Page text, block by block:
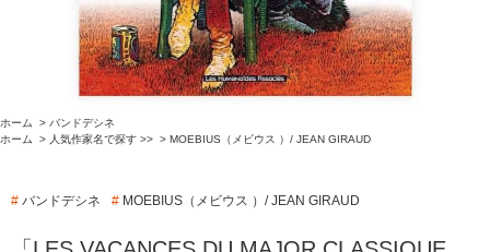
ホーム > バンドデシネ
ホーム
> 人気作家名で探す >> > MOEBIUS（メビウス ）/ JEAN GIRAUD
# バンドデシネ # MOEBIUS（メビウス ）/ JEAN GIRAUD